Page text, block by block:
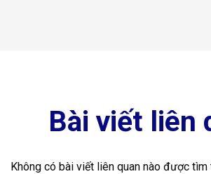
Bài viết liên
Không có bài viết liên quan nào được tìm